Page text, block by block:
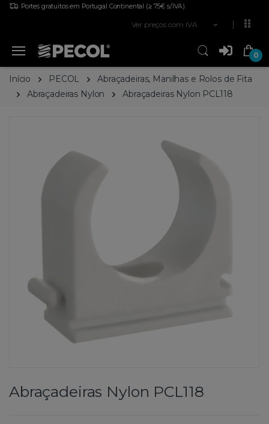
Portes gratuitos em Portugal Continental (≥ 75€ s/IVA)
Ver preços com IVA
0
Início PECOL
Abraçadeiras, Manilhas e Rolos de Fita
Abraçadeiras Nylon
Abraçadeiras Nylon PCL118
Abraçadeiras Nylon PCL118